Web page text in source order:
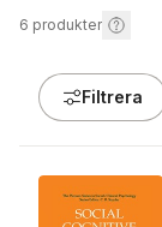
6 produkter
Filtrera